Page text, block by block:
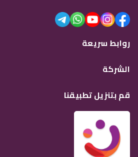
روابط سريعة
الشركة
قم بتنزيل تطبيقنا